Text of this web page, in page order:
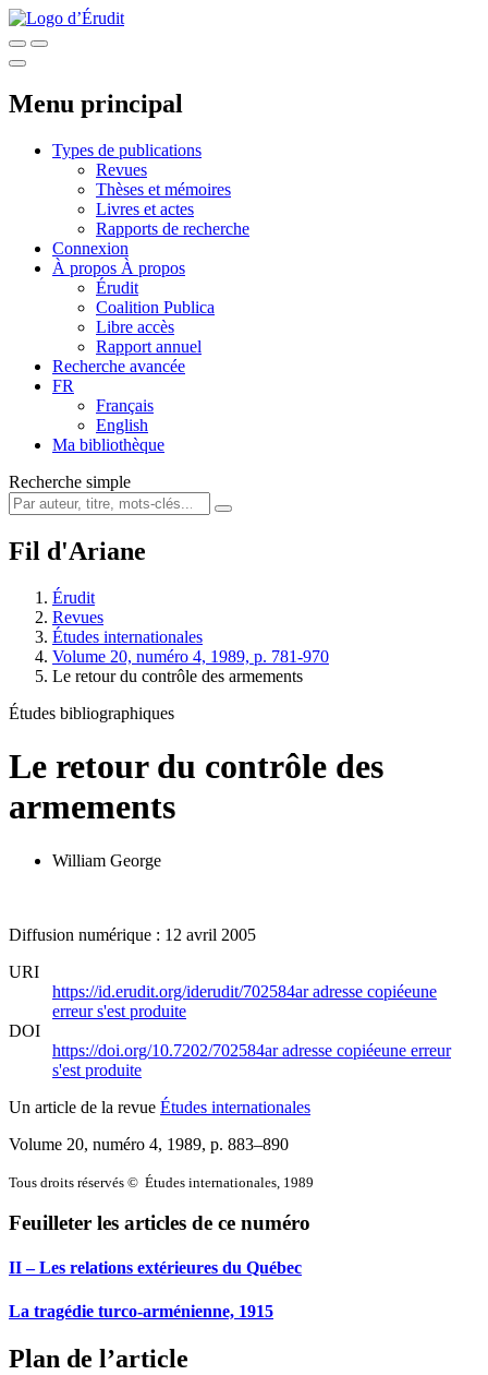
Menu principal
Types de publications
Revues
Thèses et mémoires
Livres et actes
Rapports de recherche
Connexion
À propos À propos
Érudit
Coalition Publica
Libre accès
Rapport annuel
Recherche avancée
FR
Français
English
Ma bibliothèque
Recherche simple
Fil d'Ariane
Érudit
Revues
Études internationales
Volume 20, numéro 4, 1989, p. 781-970
Le retour du contrôle des armements
Études bibliographiques
Le retour du contrôle des
armements
William George
Diffusion numérique : 12 avril 2005
URI
https://id.erudit.org/iderudit/702584aradresse copiéeune
erreur s'est produite
DOI
https://doi.org/10.7202/702584aradresse copiéeune erreur
s'est produite
Un article de la revue Études internationales
Volume 20, numéro 4, 1989, p. 883–890
Tous droits réservés © Études internationales, 1989
Feuilleter les articles de ce numéro
II – Les relations extérieures du Québec
La tragédie turco-arménienne, 1915
Plan de l’article